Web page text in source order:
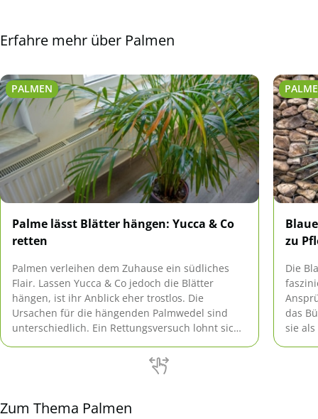
Erfahre mehr über Palmen
PALMEN
Palme lässt Blätter hängen: Yucca & Co
retten
Palmen verleihen dem Zuhause ein südliches
Flair. Lassen Yucca & Co jedoch die Blätter
hängen, ist ihr Anblick eher trostlos. Die
Ursachen für die hängenden Palmwedel sind
unterschiedlich. Ein Rettungsversuch lohnt sich
zu
Die
das
sie
Zum Thema Palmen